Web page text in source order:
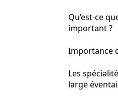
Qu’est-ce
important ?
Importance
Les
large